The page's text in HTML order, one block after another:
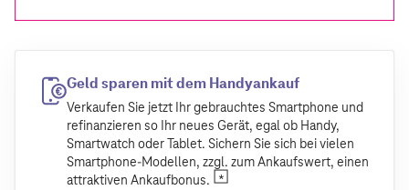
Geld sparen mit dem Handyankauf
Verkaufen Sie jetzt Ihr gebrauchtes Smartphone und
refinanzieren so Ihr neues Gerät, egal ob Handy,
Smartwatch oder Tablet. Sichern Sie sich bei vielen
Smartphone-Modellen, zzgl. zum Ankaufswert, einen
attraktiven Ankaufbonus.